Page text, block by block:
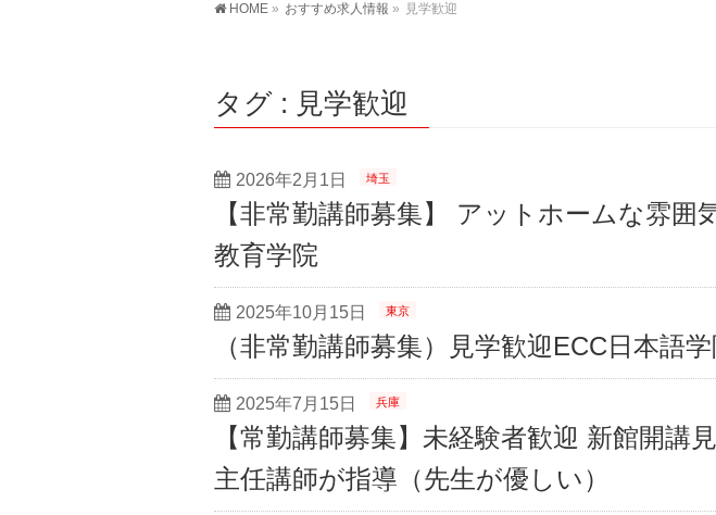
HOME » おすすめ求人情報 » 見学歓迎
タグ : 見学歓迎
2026年2月1日 埼玉
【非常勤講師募集】 アットホームな雰囲
教育学院
2025年10月15日 東京
（非常勤講師募集）見学歓迎ECC日本語
2025年7月15日 兵庫
【常勤講師募集】未経験者歓迎 新館開講
主任講師が指導（先生が優しい）